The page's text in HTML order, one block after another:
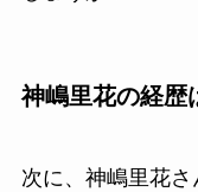
神嶋里花の経歴
次に、神嶋里花さ